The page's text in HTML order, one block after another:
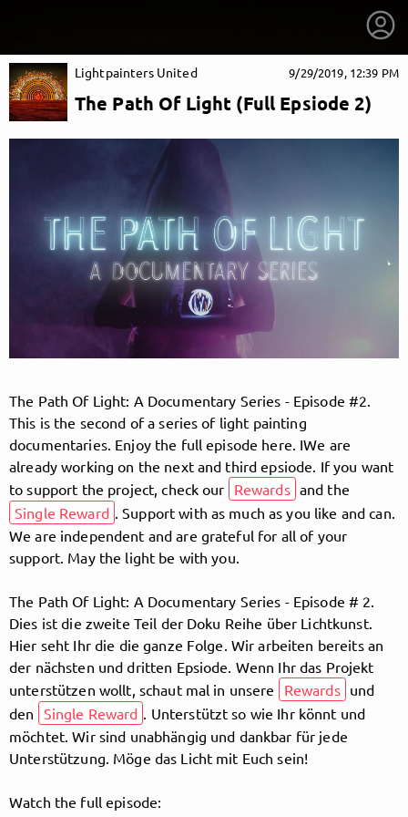
getnext to Lightpainters United
Follow Lightpainters United here!
About Guestbook Shop
Lightpainters United 9/29/2019, 12:39 PM
The Path Of Light (Full Epsiode 2)
The Path Of Light: A Documentary Series - Episode #2.
This is the second of a series of light painting
documentaries. Enjoy the full episode here. IWe are
already working on the next and third epsiode. If you want
to support the project, check our Rewards and the
Single Reward
. Support with as much as you like and can.
We are independent and are grateful for all of your
support. May the light be with you.
The Path Of Light: A Documentary Series - Episode # 2.
Dies ist die zweite Teil der Doku Reihe über Lichtkunst.
Hier seht Ihr die die ganze Folge. Wir arbeiten bereits an
der nächsten und dritten Epsiode. Wenn Ihr das Projekt
unterstützen wollt, schaut mal in unsere
Rewards und
den Single Reward
. Unterstützt so wie Ihr könnt und
möchtet. Wir sind unabhängig und dankbar für jede
Unterstützung. Möge das Licht mit Euch sein!
Watch the full episode:
FollowLightpainters
United, and
immediately